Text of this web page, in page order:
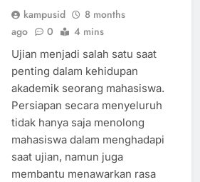
kampusid
8 months
ago
0 4 mins
Ujian menjadi salah satu saat
penting dalam kehidupan
akademik seorang mahasiswa.
Persiapan secara menyeluruh
tidak hanya saja menolong
mahasiswa dalam menghadapi
saat ujian, namun juga
membantu menawarkan rasa